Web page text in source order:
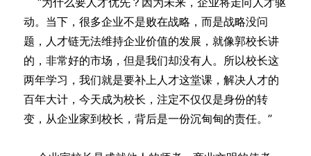
动。当下，很多企业不是败在战略，而是战略没问
题，人才链无法维持企业价值的发展，就像郭校长讲
的，非常好的市场，但是我们却没有人。所以校长这
两年学习，我们就是要补上人才这堂课，解决人才的
百年大计，今天成为校长，注定不仅仅是身份的转
变，从企业家到校长，背后是一份沉甸甸的责任。”